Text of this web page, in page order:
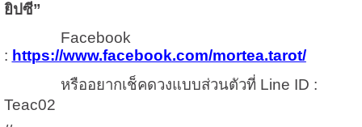
ยิปซี”
Facebook
: https://www.facebook.com/mortea.tarot/
หรืออยากเช็คดวงแบบส่วนตัวที่ Line ID :
Teac02